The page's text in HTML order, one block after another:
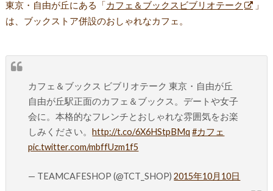
東京・自由が丘にある「カフェ＆ブックスビブリオテーク
」
は、ブックストア併設のおしゃれなカフェ。
カフェ＆ブックス ビブリオテーク 東京・自由が丘
自由が丘駅正面のカフェ＆ブックス。デートや女子
会に。本格的なフレンチとおしゃれな雰囲気をお楽
しみください。http://t.co/6X6HStpBMq #カフェ
pic.twitter.com/mbffUzm1f5
— TEAMCAFESHOP (@TCT_SHOP)2015年10月10日